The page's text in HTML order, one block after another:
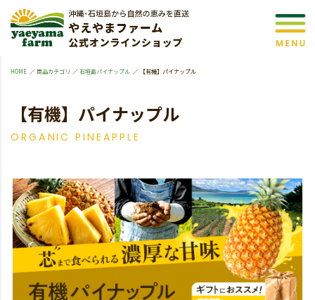
HOME 商品カテゴリ 石垣島パイナップル 【有機】パイナップル
【有機】パイナップル
ORGANIC PINEAPPLE